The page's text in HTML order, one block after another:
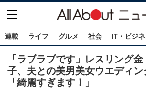
連載 ライフ グルメ 社会 IT・ビジネ
「ラブラブです」レスリング
子、夫との美男美女ウエディン
「綺麗すぎます！」